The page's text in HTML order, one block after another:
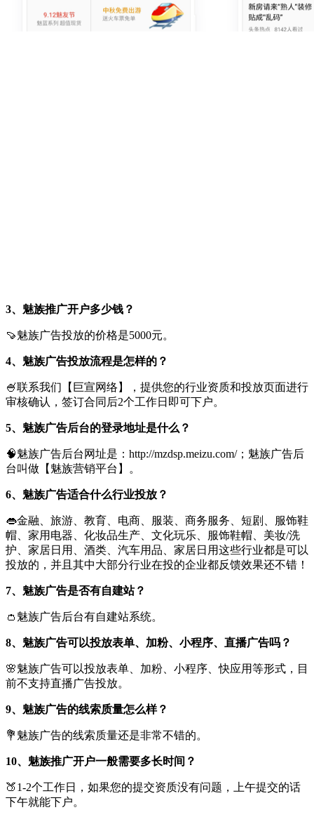
3、魅族推广开户多少钱？
🍠魅族广告投放的价格是5000元。
4、魅族广告投放流程是怎样的？
🍧联系我们【巨宣网络】，提供您的行业资质和投放页面进行
审核确认，签订合同后2个工作日即可下户。
5、魅族广告后台的登录地址是什么？
🧠魅族广告后台网址是：http://mzdsp.meizu.com/；魅族广告后
台叫做【魅族营销平台】。
6、魅族广告适合什么行业投放？
👄金融、旅游、教育、电商、服装、商务服务、短剧、服饰鞋
帽、家用电器、化妆品生产、文化玩乐、服饰鞋帽、美妆/洗
护、家居日用、酒类、汽车用品、家居日用这些行业都是可以
投放的，并且其中大部分行业在投的企业都反馈效果还不错！
7、魅族广告是否有自建站？
👛魅族广告后台有自建站系统。
8、魅族广告可以投放表单、加粉、小程序、直播广告吗？
🌸魅族广告可以投放表单、加粉、小程序、快应用等形式，目
前不支持直播广告投放。
9、魅族广告的线索质量怎么样？
💐魅族广告的线索质量还是非常不错的。
10、魅族推广开户一般需要多长时间？
🍑1-2个工作日，如果您的提交资质没有问题，上午提交的话
下午就能下户。